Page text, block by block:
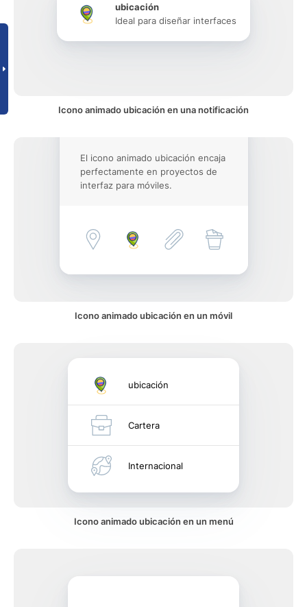
ubicación
Ideal para diseñar interfaces
Icono animado ubicación en una notificación
El icono animado ubicación encaja
perfectamente en proyectos de
interfaz para móviles.
Icono animado ubicación en un móvil
ubicación
Cartera
Internacional
Icono animado ubicación en un menú